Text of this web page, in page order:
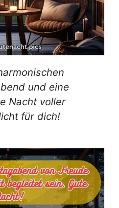
und eine
Nacht voller
für dich!